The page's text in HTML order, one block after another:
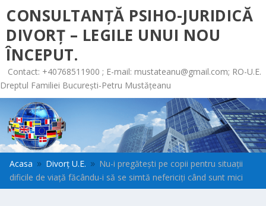
CONSULTANȚĂ PSIHO-JURIDICĂ
DIVORȚ – LEGILE UNUI NOU
ÎNCEPUT.
Contact: +40768511900 ; E-mail: mustateanu@gmail.com; RO-U.E.
Dreptul Familiei București-Petru Mustățeanu
Acasa 9 Divorț U.E. 9 Nu-i pregăteşti pe copii pentru situaţii
dificile de viaţă făcându-i să se simtă nefericiţi când sunt mici